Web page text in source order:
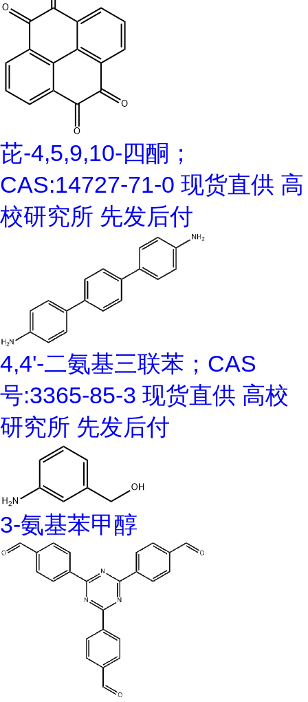
芘-4,5,9,10-四酮；
CAS:14727-71-0 现货直供 高
校研究所 先发后付
4,4'-二氨基三联苯；CAS
号:3365-85-3 现货直供 高校
研究所 先发后付
3-氨基苯甲醇